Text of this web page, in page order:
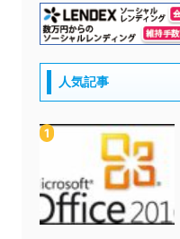
人気記事